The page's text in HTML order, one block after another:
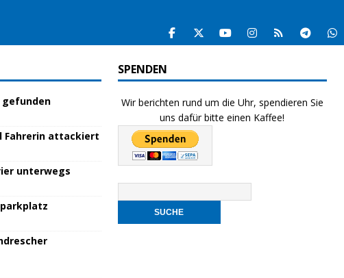
gefunden
Fahrerin attackiert
unterwegs
SPENDEN
Wir berichten rund um die Uhr, spendieren Sie
uns dafür bitte einen Kaffee!